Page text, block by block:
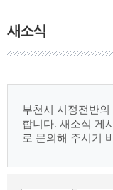
새소식
부천시 시정전반
합니다. 새소식 게
로 문의해 주시기